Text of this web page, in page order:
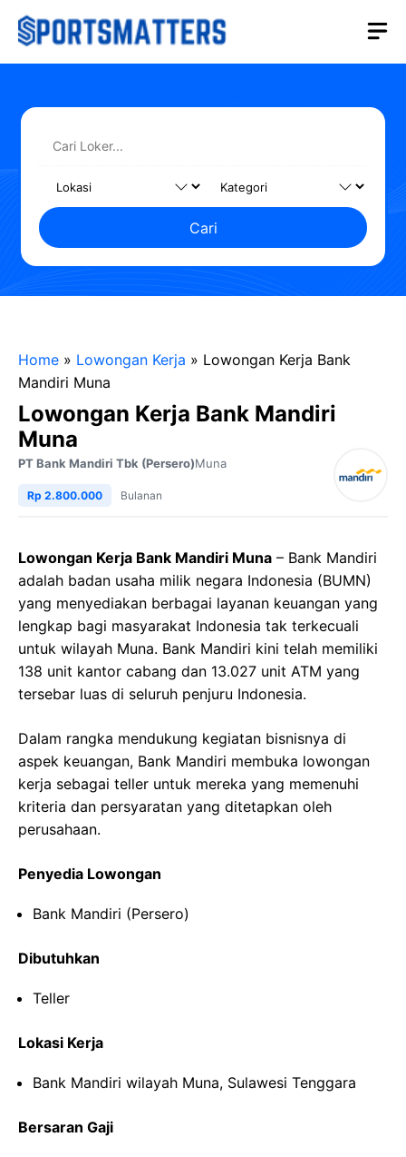
Langsung
Cari
Home » Lowongan Kerja » Lowongan Kerja Bank
Mandiri Muna
Lowongan Kerja Bank Mandiri
Muna
PT Bank Mandiri Tbk (Persero)Muna
Rp 2.800.000 Bulanan
Lowongan Kerja Bank Mandiri Muna – Bank Mandiri
adalah badan usaha milik negara Indonesia (BUMN)
yang menyediakan berbagai layanan keuangan yang
lengkap bagi masyarakat Indonesia tak terkecuali
untuk wilayah Muna. Bank Mandiri kini telah memiliki
138 unit kantor cabang dan 13.027 unit ATM yang
tersebar luas di seluruh penjuru Indonesia.
Dalam rangka mendukung kegiatan bisnisnya di
aspek keuangan, Bank Mandiri membuka lowongan
kerja sebagai teller untuk mereka yang memenuhi
kriteria dan persyaratan yang ditetapkan oleh
perusahaan.
Penyedia Lowongan
Bank Mandiri (Persero)
Dibutuhkan
Teller
Lokasi Kerja
Bank Mandiri wilayah Muna, Sulawesi Tenggara
Bersaran Gaji